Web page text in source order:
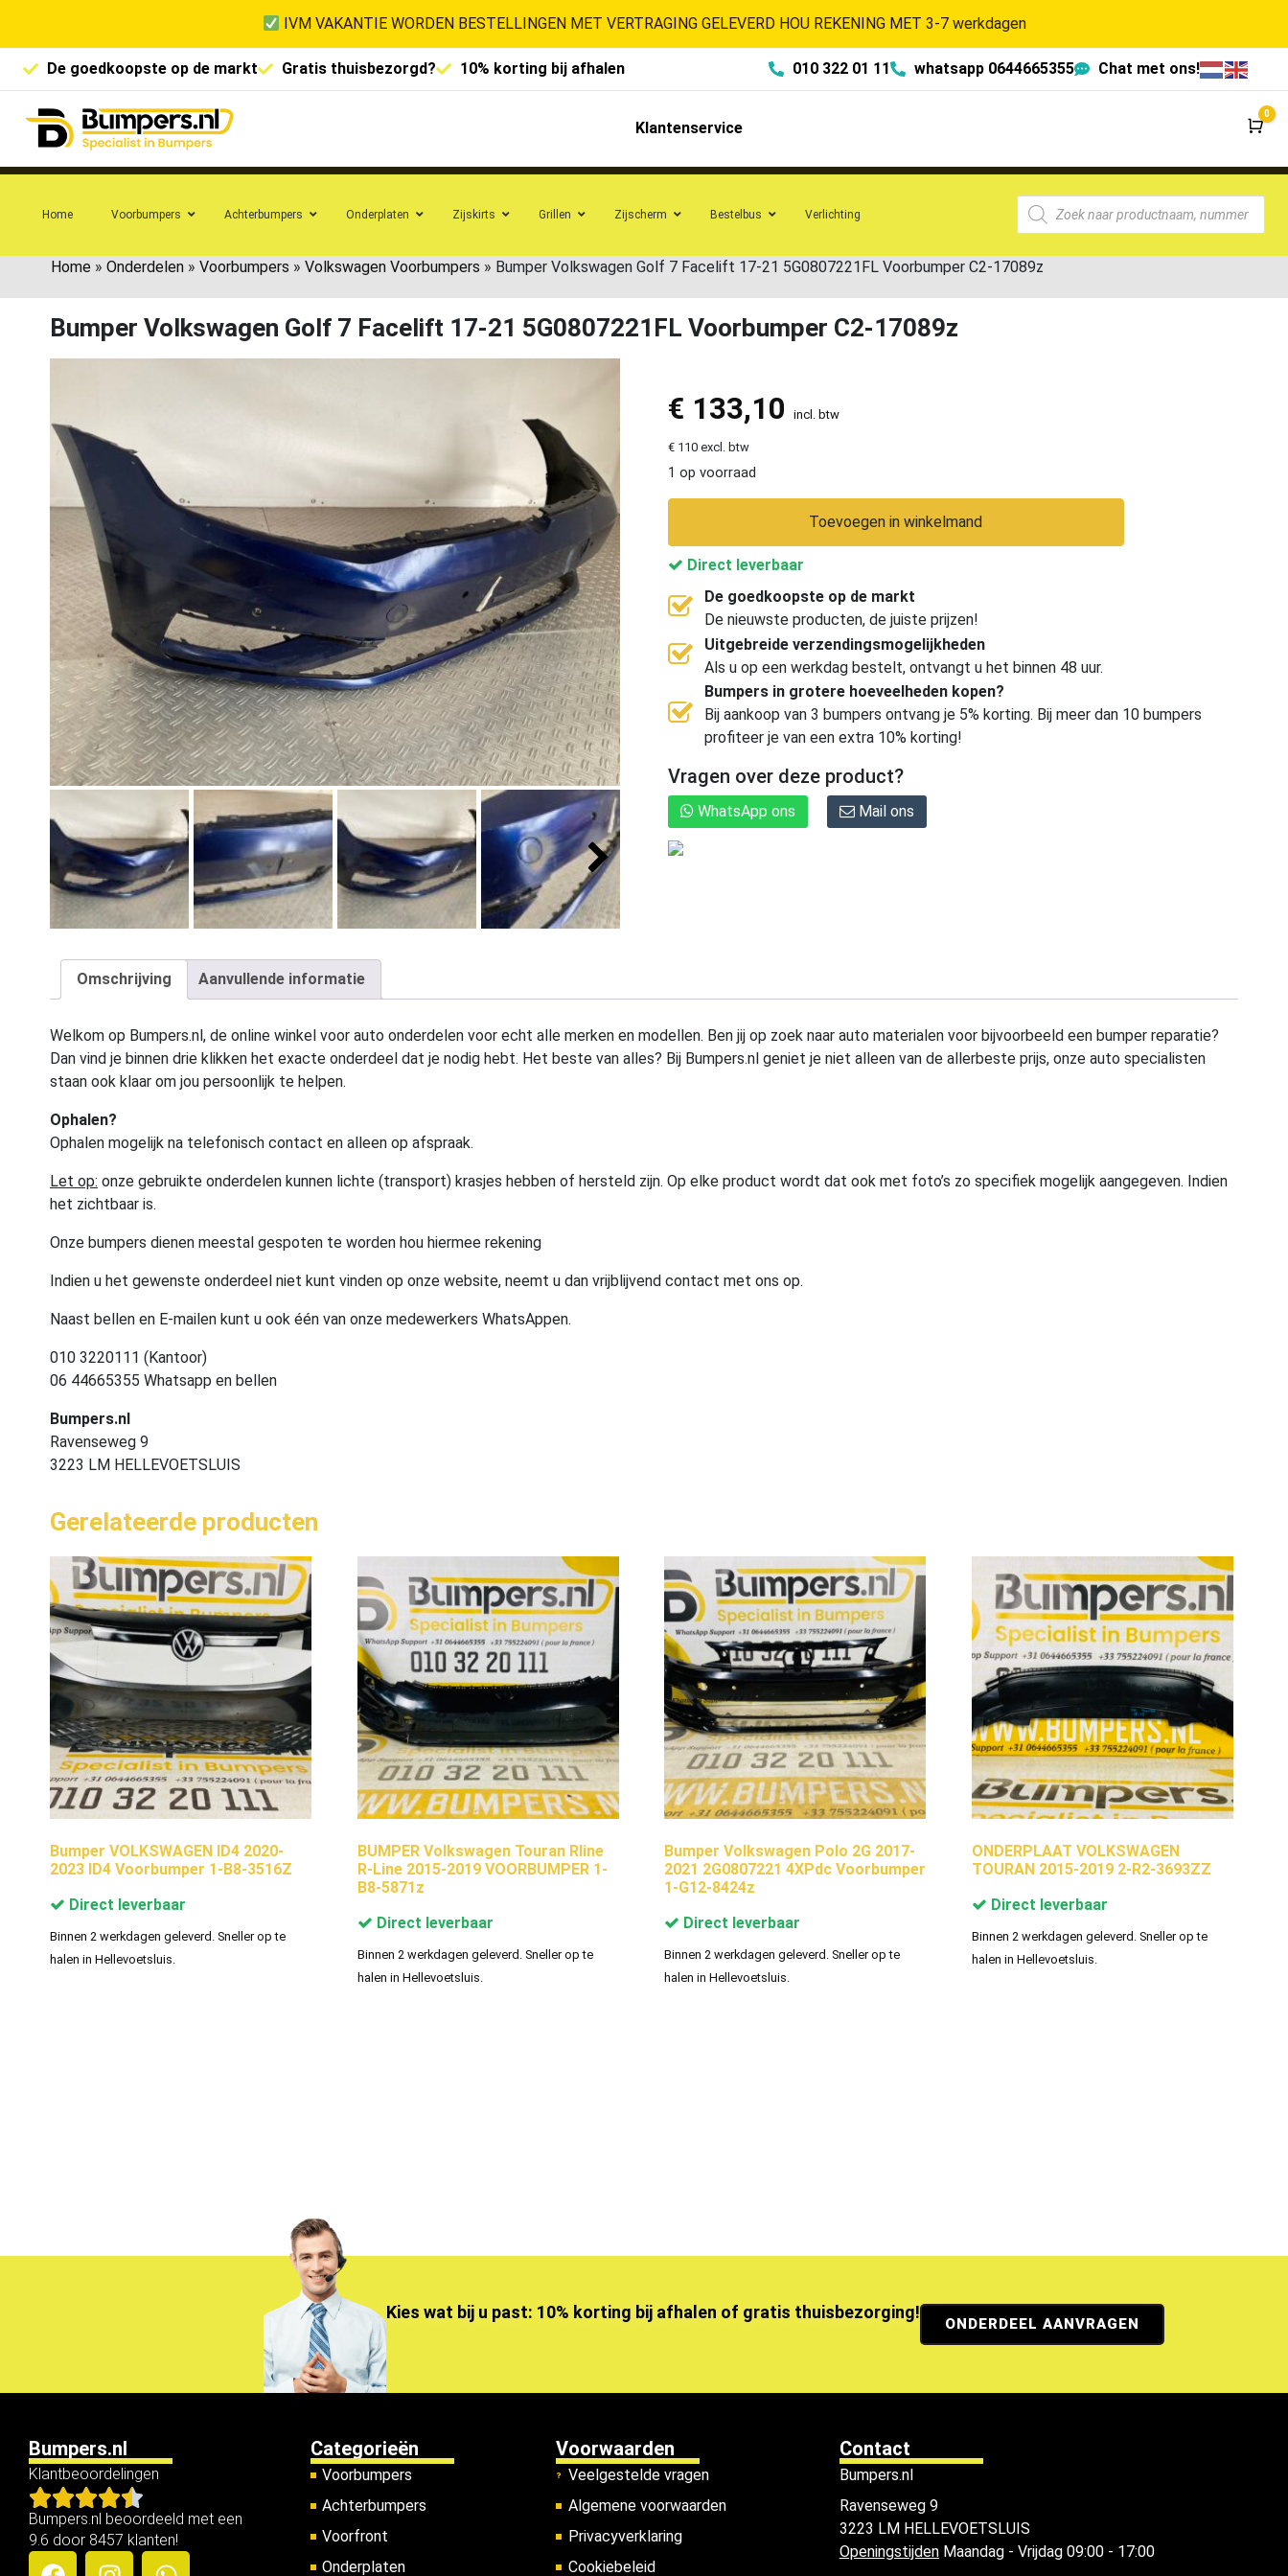
IVM VAKANTIE WORDEN BESTELLINGEN MET VERTRAGING GELEVERD HOU REKENING MET 3-7 werkdagen
De goedkoopste op de markt Gratis thuisbezorgd? 10% korting bij afhalen 010 322 01 11 whatsapp 0644665355 Chat met ons!
Klantenservice
0
Home Voorbumpers Achterbumpers Onderplaten Zijskirts Grillen Zijscherm Bestelbus Verlichting
Home » Onderdelen » Voorbumpers » Volkswagen Voorbumpers » Bumper Volkswagen Golf 7 Facelift 17-21 5G0807221FL Voorbumper C2-17089z
Bumper Volkswagen Golf 7 Facelift 17-21 5G0807221FL Voorbumper C2-17089z
€ 133,10 incl. btw
€ 110 excl. btw
1 op voorraad
Toevoegen in winkelmand
Direct leverbaar
De goedkoopste op de markt
De nieuwste producten, de juiste prijzen!
Uitgebreide verzendingsmogelijkheden
Als u op een werkdag bestelt, ontvangt u het binnen 48 uur.
Bumpers in grotere hoeveelheden kopen?
Bij aankoop van 3 bumpers ontvang je 5% korting. Bij meer dan 10 bumpers
profiteer je van een extra 10% korting!
Vragen over deze product?
WhatsApp ons Mail ons
Omschrijving Aanvullende informatie
Welkom op Bumpers.nl, de online winkel voor auto onderdelen voor echt alle merken en modellen. Ben jij op zoek naar auto materialen voor bijvoorbeeld een bumper reparatie?
Dan vind je binnen drie klikken het exacte onderdeel dat je nodig hebt. Het beste van alles? Bij Bumpers.nl geniet je niet alleen van de allerbeste prijs, onze auto specialisten
staan ook klaar om jou persoonlijk te helpen.
Ophalen?
Ophalen mogelijk na telefonisch contact en alleen op afspraak.
Let op: onze gebruikte onderdelen kunnen lichte (transport) krasjes hebben of hersteld zijn. Op elke product wordt dat ook met foto’s zo specifiek mogelijk aangegeven. Indien
het zichtbaar is.
Onze bumpers dienen meestal gespoten te worden hou hiermee rekening
Indien u het gewenste onderdeel niet kunt vinden op onze website, neemt u dan vrijblijvend contact met ons op.
Naast bellen en E-mailen kunt u ook één van onze medewerkers WhatsAppen.
010 3220111 (Kantoor)
06 44665355 Whatsapp en bellen
Bumpers.nl
Ravenseweg 9
3223 LM HELLEVOETSLUIS
Gerelateerde producten
Bumper VOLKSWAGEN ID4 2020-
2023 ID4 Voorbumper 1-B8-3516Z
Direct leverbaar
Binnen 2 werkdagen geleverd. Sneller op te
halen in Hellevoetsluis.
BUMPER Volkswagen Touran Rline
R-Line 2015-2019 VOORBUMPER 1-
B8-5871z
Direct leverbaar
Binnen 2 werkdagen geleverd. Sneller op te
halen in Hellevoetsluis.
Bumper Volkswagen Polo 2G 2017-
2021 2G0807221 4XPdc Voorbumper
1-G12-8424z
Direct leverbaar
Binnen 2 werkdagen geleverd. Sneller op te
halen in Hellevoetsluis.
ONDERPLAAT VOLKSWAGEN
TOURAN 2015-2019 2-R2-3693ZZ
Direct leverbaar
Binnen 2 werkdagen geleverd. Sneller op te
halen in Hellevoetsluis.
Kies wat bij u past: 10% korting bij afhalen of gratis thuisbezorging!
ONDERDEEL AANVRAGEN
Bumpers.nl
Klantbeoordelingen
Bumpers.nl beoordeeld met een
9.6 door 8457 klanten!
Categorieën
Voorbumpers
Achterbumpers
Voorfront
Onderplaten
Voorwaarden
Veelgestelde vragen
Algemene voorwaarden
Privacyverklaring
Cookiebeleid
Contact
Bumpers.nl
Ravenseweg 9
3223 LM HELLEVOETSLUIS
OpeningstijdenMaandag - Vrijdag 09:00 - 17:00